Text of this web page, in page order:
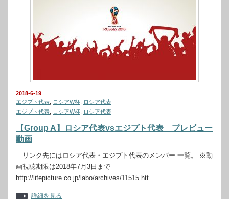
2018-6-19
エジプト代表
ロシアW杯
ロシア代表
エジプト代表
ロシアW杯 ロシア代表
【Group A】ロシア代表vsエジプト代表 プレビュー
動画
リンク先にはロシア代表・エジプト代表のメンバー 一覧。 ※動
画視聴期限は2018年7月3日まで
http://lifepicture.co.jp/labo/archives/11515 htt…
詳細を見る